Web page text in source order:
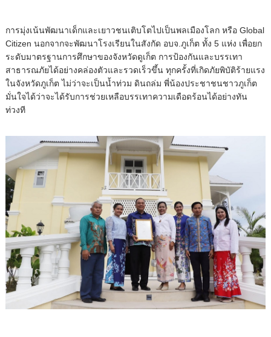
การมุ่งเน้นพัฒนาเด็กและเยาวชนเติบโตไปเป็นพลเมืองโลก หรือ Global
Citizen นอกจากจะพัฒนาโรงเรียนในสังกัด อบจ.ภูเก็ต ทั้ง 5 แห่ง เพื่อยก
ระดับมาตรฐานการศึกษาของจังหวัดดูเก็ต การป้องกันและบรรเทา
สาธารณภัยได้อย่างคล่องตัวและรวดเร็วขึ้น ทุกครั้งที่เกิดภัยพิบัติร้ายแรง
ในจังหวัดภูเก็ต ไม่ว่าจะเป็นน้ำท่วม ดินถล่ม พี่น้องประชาชนชาวภูเก็ต
มั่นใจได้ว่าจะได้รับการช่วยเหลือบรรเทาความเดือดร้อนได้อย่างทัน
ท่วงที